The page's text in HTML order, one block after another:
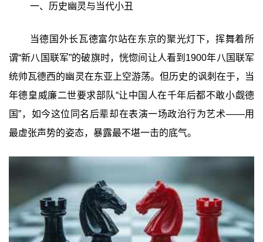
一、历史幽灵与当代小丑
当德国外长瓦德富尔站在东京的聚光灯下，挥舞着所
谓“新八国联军”的破旗时，恍惚间让人看到1900年八国联军
统帅瓦德西的幽灵在东亚上空游荡。但历史的讽刺在于，当
年德皇威廉二世要求部队“让中国人在千年后都不敢小觑德
国”，如今这位同名后辈却在表演一场政治行为艺术——用
最虚张声势的姿态，暴露最不堪一击的底气。